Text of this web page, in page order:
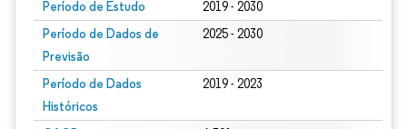
Período de Estudo 2019 - 2030
Período de Dados de
Previsão
2025 - 2030
Período de Dados
Históricos
2019 - 2023